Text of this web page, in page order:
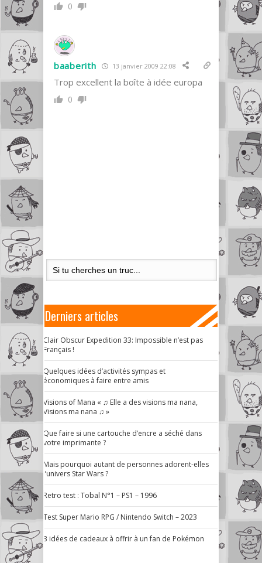
0
baaberith 13 janvier 2009 22:08
Trop excellent la boîte à idée europa
0
Derniers articles
Clair Obscur Expedition 33: Impossible n’est pas
Français !
Quelques idées d’activités sympas et
économiques à faire entre amis
Visions of Mana « ♫ Elle a des visions ma nana,
Visions ma nana ♫ »
Que faire si une cartouche d’encre a séché dans
votre imprimante ?
Mais pourquoi autant de personnes adorent-elles
l’univers Star Wars ?
Retro test : Tobal N°1 – PS1 – 1996
Test Super Mario RPG / Nintendo Switch – 2023
3 idées de cadeaux à offrir à un fan de Pokémon